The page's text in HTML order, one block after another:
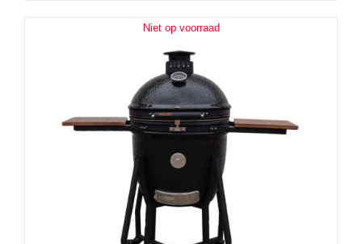
Niet op voorraad